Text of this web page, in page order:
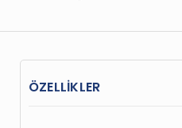
ÖZELLİKLER